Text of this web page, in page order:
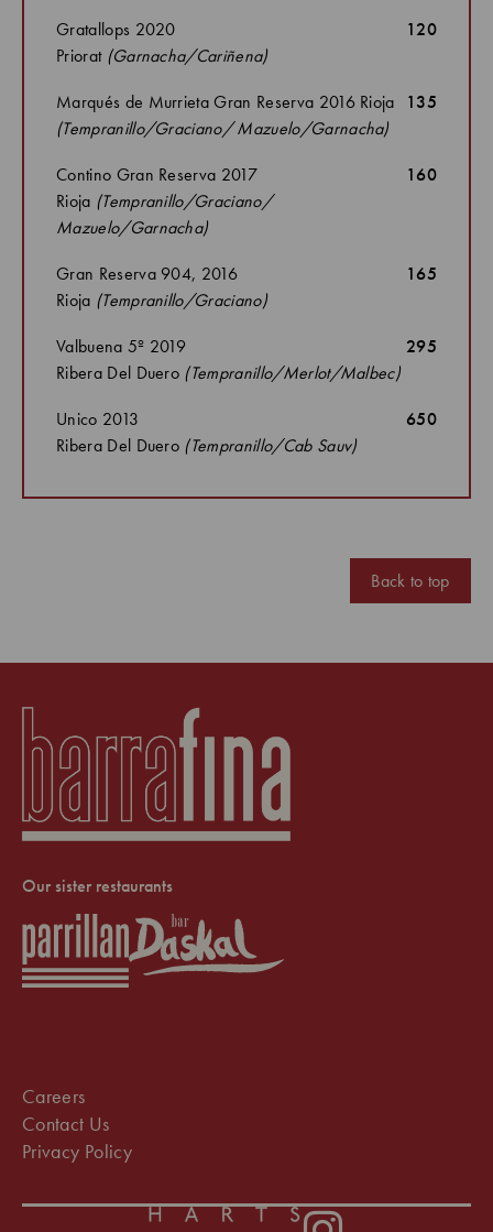
Gratallops 2020
Priorat (Garnacha/Cariñena)
120
Marqués de Murrieta Gran Reserva 2016 Rioja
(Tempranillo/Graciano/ Mazuelo/Garnacha)
135
Contino Gran Reserva 2017
Rioja (Tempranillo/Graciano/
Mazuelo/Garnacha)
160
Gran Reserva 904, 2016
Rioja (Tempranillo/Graciano)
165
Valbuena 5º 2019
Ribera Del Duero (Tempranillo/Merlot/Malbec)
295
Unico 2013
Ribera Del Duero (Tempranillo/Cab Sauv)
650
Back to top
Our sister restaurants
Careers
Contact Us
Privacy Policy
Instagram